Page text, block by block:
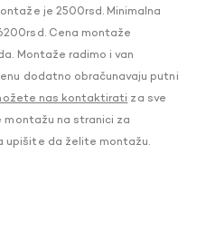
je 2500rsd. Minimalna
Cena montaže
Montaže radimo i van
dodatno obračunavaju putni
nas kontaktirati za sve
na stranici za
upišite da želite montažu.